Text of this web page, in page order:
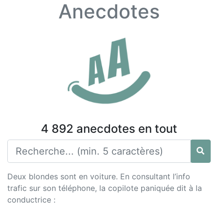
Anecdotes
4 892 anecdotes en tout
Deux blondes sont en voiture. En consultant l’info
trafic sur son téléphone, la copilote paniquée dit à la
conductrice :